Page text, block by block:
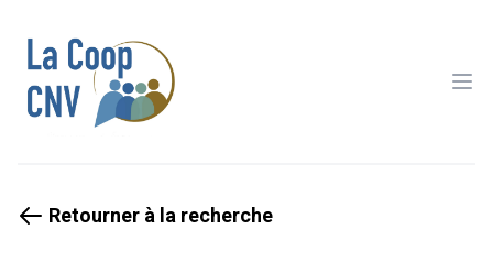
Retourner à la recherche